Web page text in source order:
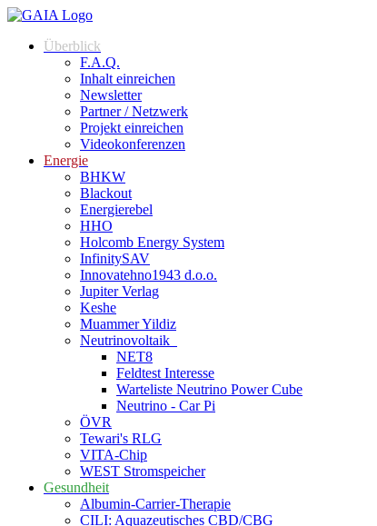
Zum
springenÜberblick
F.A.Q.
Inhalt einreichen
Newsletter
Partner / Netzwerk
Projekt einreichen
Videokonferenzen
Energie
BHKW
Blackout
Energierebel
HHO
Holcomb Energy System
InfinitySAV
Innovatehno1943 d.o.o.
Jupiter Verlag
Keshe
Muammer Yildiz
Neutrinovoltaik
NET8
Feldtest Interesse
Warteliste Neutrino Power Cube
Neutrino - Car Pi
ÖVR
Tewari's RLG
VITA-Chip
WEST Stromspeicher
Gesundheit
Albumin-Carrier-Therapie
CILI: Aquazeutisches CBD/CBG